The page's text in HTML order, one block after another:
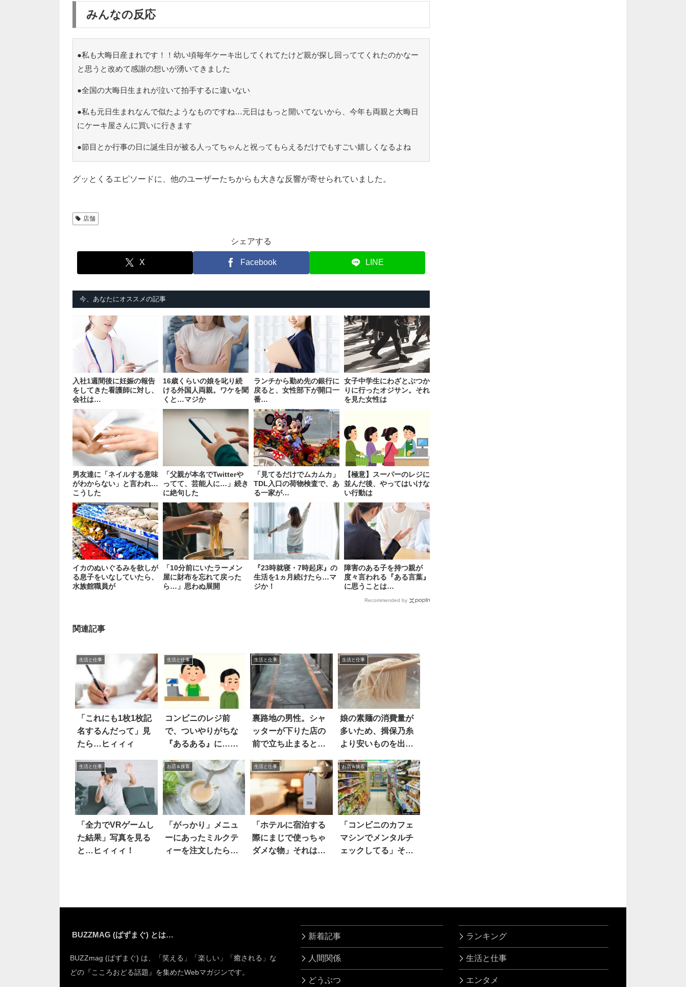
みんなの反応
●私も大晦日産まれです！！幼い頃毎年ケーキ出してくれてたけど親が探し回っててくれたのかなー
と思うと改めて感謝の想いが湧いてきました
●全国の大晦日生まれが泣いて拍手するに違いない
●私も元日生まれなんで似たようなものですね…元日はもっと開いてないから、今年も両親と大晦日
にケーキ屋さんに買いに行きます
●節目とか行事の日に誕生日が被る人ってちゃんと祝ってもらえるだけでもすごい嬉しくなるよね
グッとくるエピソードに、他のユーザーたちからも大きな反響が寄せられていました。
店舗
シェアする
X Facebook LINE
今、あなたにオススメの記事
入社1週間後に妊娠の報告
をしてきた看護師に対し、
会社は…
16歳くらいの娘を叱り続
ける外国人両親。ワケを聞
くと…マジか
ランチから勤め先の銀行に
戻ると、女性部下が開口一
番…
女子中学生にわざとぶつか
りに行ったオジサン。それ
を見た女性は
男友達に「ネイルする意味
がわからない」と言われ…
こうした
「父親が本名でTwitterや
ってて、芸能人に…」続き
に絶句した
「見てるだけでムカムカ」
TDL入口の荷物検査で、あ
る一家が…
【極意】スーパーのレジに
並んだ後、やってはいけな
い行動は
イカのぬいぐるみを欲しが
る息子をいなしていたら、
水族館職員が
「10分前にいたラーメン
屋に財布を忘れて戻った
ら…」思わぬ展開
『23時就寝・7時起床』の
生活を1ヵ月続けたら…マ
ジか！
障害のある子を持つ親が
度々言われる『ある言葉』
に思うことは…
Recommended by
関連記事
生活と仕事
「これにも1枚1枚記
名するんだって」見
たら…ヒィィィ
生活と仕事
コンビニのレジ前
で、ついやりがちな
『あるある』に…共
生活と仕事
裏路地の男性。シャ
ッターが下りた店の
前で立ち止まると…
生活と仕事
娘の素麺の消費量が
多いため、揖保乃糸
より安いものを出す
生活と仕事
「全力でVRゲームし
た結果」写真を見る
と…ヒィィィ！
お店＆接客
「がっかり」メニュ
ーにあったミルクテ
ィーを注文したら…
生活と仕事
「ホテルに宿泊する
際にまじで使っちゃ
ダメな物」それは…
お店＆接客
「コンビニのカフェ
マシンでメンタルチ
ェックしてる」その
BUZZMAG (ばずまぐ) とは…
BUZZmag (ばずまぐ) は、「笑える」「楽しい」「癒される」な
どの『こころおどる話題』を集めたWebマガジンです。
新着記事
人間関係
どうぶつ
ランキング
生活と仕事
エンタメ